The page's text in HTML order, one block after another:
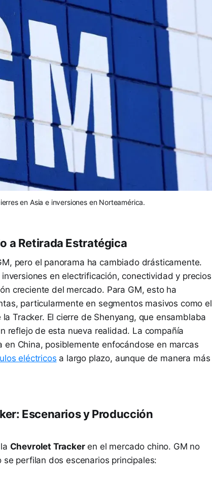
en Asia e inversiones en Norteamérica.
a Retirada Estratégica
pero el panorama ha cambiado drásticamente.
en electrificación, conectividad y precios
creciente del mercado. Para GM, esto ha
particularmente en segmentos masivos como el
Tracker. El cierre de Shenyang, que ensamblaba
reflejo de esta nueva realidad. La compañía
en China, posiblemente enfocándose en marcas
eléctricos a largo plazo, aunque de manera más
Escenarios y Producción
Chevrolet Trackeren el mercado chino. GM no
perfilan dos escenarios principales: